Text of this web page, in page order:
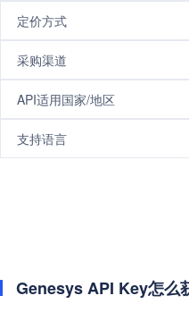
定价方式
采购渠道
API适用国家/地区
支持语言
Genesys API Key怎么